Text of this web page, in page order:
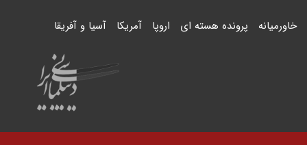
خاورمیانه پرونده هسته ای اروپا آمریکا آسیا و آفریقا